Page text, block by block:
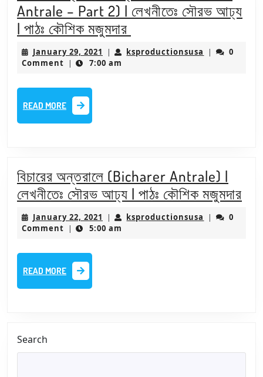
|
লেখনীতেঃ
সৌরভ
Antrale – Part 2) | লেখনীতেঃ সৌরভ আঢ্য
| পাঠঃ কৌশিক মজুমদার
অন্তরালে
–
Part
2)
|
লেখনীতেঃ
January 29, 2021 January
29,
| ksproductionsusa |
0
Comment | 7:00 am
READ MORE
READ
MORE
বিচারের অন্তরালে (Bicharer Antrale) |
লেখনীতেঃ সৌরভ আঢ্য | পাঠঃ কৌশিক মজুমদার
পাঠঃ
January 22, 2021 January
22,
| ksproductionsusa |
0
Comment | 5:00 am
READ MORE
READ
MORE
Search